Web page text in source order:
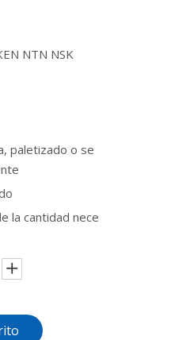
NTN NSK
paletizado o se
la cantidad nece